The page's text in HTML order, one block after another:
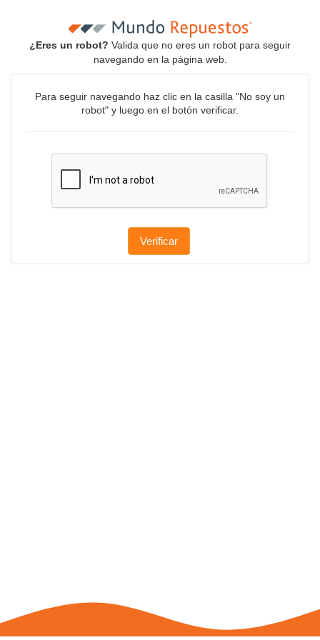
¿Eres un robot? Valida que no eres un robot para seguir
navegando en la página web.
Para seguir navegando haz clic en la casilla "No soy un
robot" y luego en el botón verificar.
Verificar